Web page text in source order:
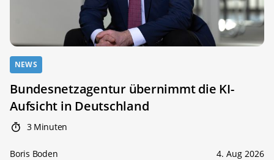
NEWS
Bundesnetzagentur übernimmt die KI-
Aufsicht in Deutschland
3 Minuten
Boris Boden 4. Aug 2026